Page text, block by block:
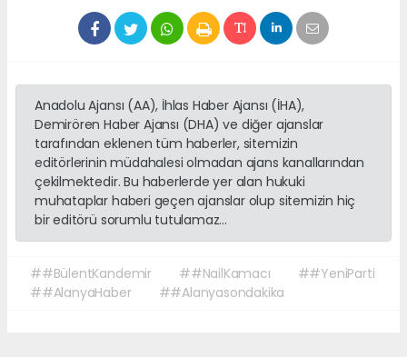
Anadolu Ajansı (AA), İhlas Haber Ajansı (İHA),
Demirören Haber Ajansı (DHA) ve diğer ajanslar
tarafından eklenen tüm haberler, sitemizin
editörlerinin müdahalesi olmadan ajans kanallarından
çekilmektedir. Bu haberlerde yer alan hukuki
muhataplar haberi geçen ajanslar olup sitemizin hiç
bir editörü sorumlu tutulamaz...
##BülentKandemir ##NailKamacı
##YeniParti
##AlanyaHaber
##Alanyasondakika